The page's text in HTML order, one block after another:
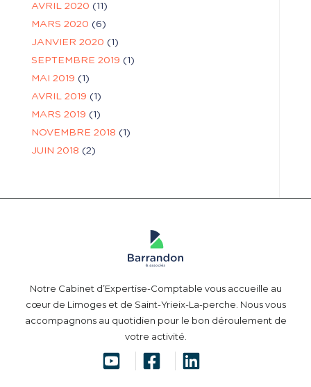
AVRIL 2020 (11)
MARS 2020 (6)
JANVIER 2020 (1)
SEPTEMBRE 2019 (1)
MAI 2019 (1)
AVRIL 2019 (1)
MARS 2019 (1)
NOVEMBRE 2018 (1)
JUIN 2018 (2)
Notre Cabinet d’Expertise-Comptable vous accueille au
cœur de Limoges et de Saint-Yrieix-La-perche. Nous vous
accompagnons au quotidien pour le bon déroulement de
votre activité.